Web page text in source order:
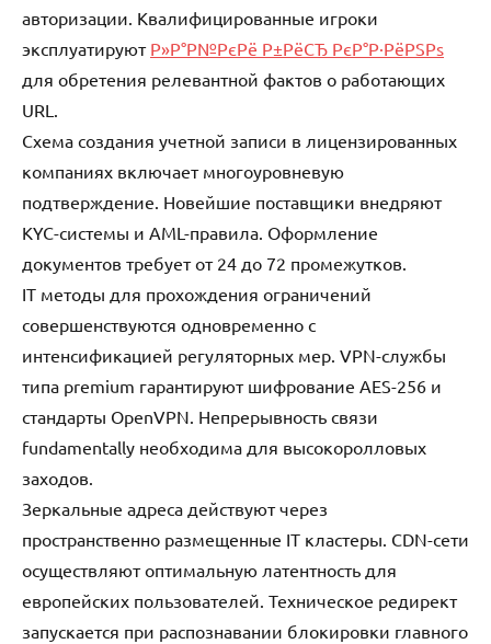
авторизации. Квалифицированные игроки
эксплуатируют Р»Р°Р№РєРё Р±РёСЂ РєР°Р·РёРЅРѕ
для обретения релевантной фактов о работающих
URL.
Схема создания учетной записи в лицензированных
компаниях включает многоуровневую
подтверждение. Новейшие поставщики внедряют
KYC-системы и AML-правила. Оформление
документов требует от 24 до 72 промежутков.
IT методы для прохождения ограничений
совершенствуются одновременно с
интенсификацией регуляторных мер. VPN-службы
типа premium гарантируют шифрование AES-256 и
стандарты OpenVPN. Непрерывность связи
fundamentally необходима для высокоролловых
заходов.
Зеркальные адреса действуют через
пространственно размещенные IT кластеры. CDN-сети
осуществляют оптимальную латентность для
европейских пользователей. Техническое редирект
запускается при распознавании блокировки главного